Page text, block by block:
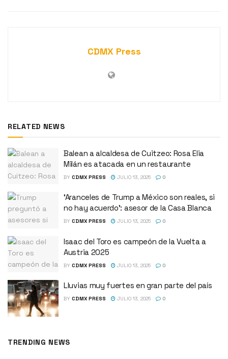
CDMX Press
RELATED NEWS
Balean a alcaldesa de Cuitzeo: Rosa Elia
Milán es atacada en un restaurante
BY CDMX PRESS JULIO 13, 2025 0
‘Aranceles de Trump a México son reales, si
no hay acuerdo’: asesor de la Casa Blanca
BY CDMX PRESS JULIO 13, 2025 0
Isaac del Toro es campeón de la Vuelta a
Austria 2025
BY CDMX PRESS JULIO 13, 2025 0
Lluvias muy fuertes en gran parte del país
BY CDMX PRESS JULIO 13, 2025 0
TRENDING NEWS